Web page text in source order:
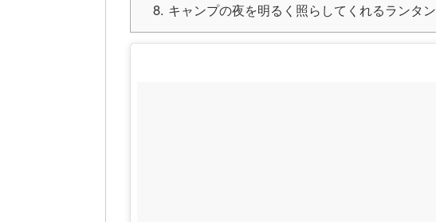
キャンプの夜を明るく照らしてくれるランタン